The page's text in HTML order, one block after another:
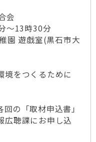
会
～13時30分
園 遊戯室(黒石市大
境をつくるために
の「取材申込書」
広聴課にお申し込